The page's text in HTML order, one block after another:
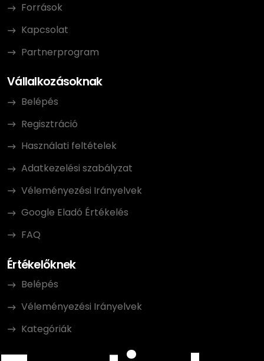
Források
Kapcsolat
Partnerprogram
Vállalkozásoknak
Belépés
Regisztráció
Használati feltételek
Adatkezelési szabályzat
Véleményezési Irányelvek
Google Eladó Értékelés
FAQ
Értékelőknek
Belépés
Véleményezési Irányelvek
Kategóriák